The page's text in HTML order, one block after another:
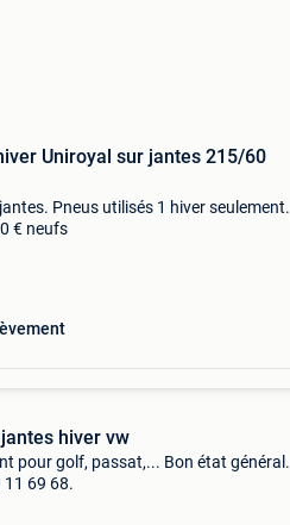
Uniroyal sur jantes 215/60
Pneus utilisés 1 hiver seulement.
€ neufs
hiver vw
pour golf, passat,... Bon état général.
11 69 68.